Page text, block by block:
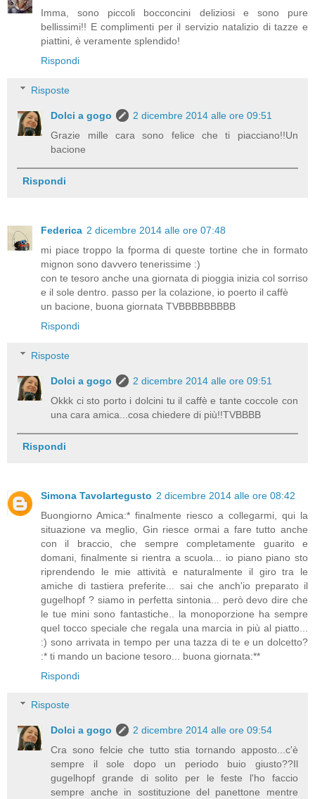
Imma, sono piccoli bocconcini deliziosi e sono pure
bellissimi!! E complimenti per il servizio natalizio di tazze e
piattini, è veramente splendido!
Rispondi
Risposte
Dolci a gogo
2 dicembre 2014 alle ore 09:51
Grazie mille cara sono felice che ti piacciano!!Un
bacione
Rispondi
Federica 2 dicembre 2014 alle ore 07:48
mi piace troppo la fporma di queste tortine che in formato
mignon sono davvero tenerissime :)
con te tesoro anche una giornata di pioggia inizia col sorriso
e il sole dentro. passo per la colazione, io poerto il caffè
un bacione, buona giornata TVBBBBBBBBB
Rispondi
Risposte
Dolci a gogo
2 dicembre 2014 alle ore 09:51
Okkk ci sto porto i dolcini tu il caffè e tante coccole con
una cara amica...cosa chiedere di più!!TVBBBB
Rispondi
Simona Tavolartegusto 2 dicembre 2014 alle ore 08:42
Buongiorno Amica:* finalmente riesco a collegarmi, qui la
situazione va meglio, Gin riesce ormai a fare tutto anche
con il braccio, che sempre completamente guarito e
domani, finalmente si rientra a scuola... io piano piano sto
riprendendo le mie attività e naturalmente il giro tra le
amiche di tastiera preferite... sai che anch'io preparato il
gugelhopf ? siamo in perfetta sintonia... però devo dire che
le tue mini sono fantastiche.. la monoporzione ha sempre
quel tocco speciale che regala una marcia in più al piatto...
:) sono arrivata in tempo per una tazza di te e un dolcetto?
:* ti mando un bacione tesoro... buona giornata:**
Rispondi
Risposte
Dolci a gogo
2 dicembre 2014 alle ore 09:54
Cra sono felcie che tutto stia tornando apposto...c'è
sempre il sole dopo un periodo buio giusto??Il
gugelhopf grande di solito per le feste l'ho faccio
sempre anche in sostituzione del panettone mentre